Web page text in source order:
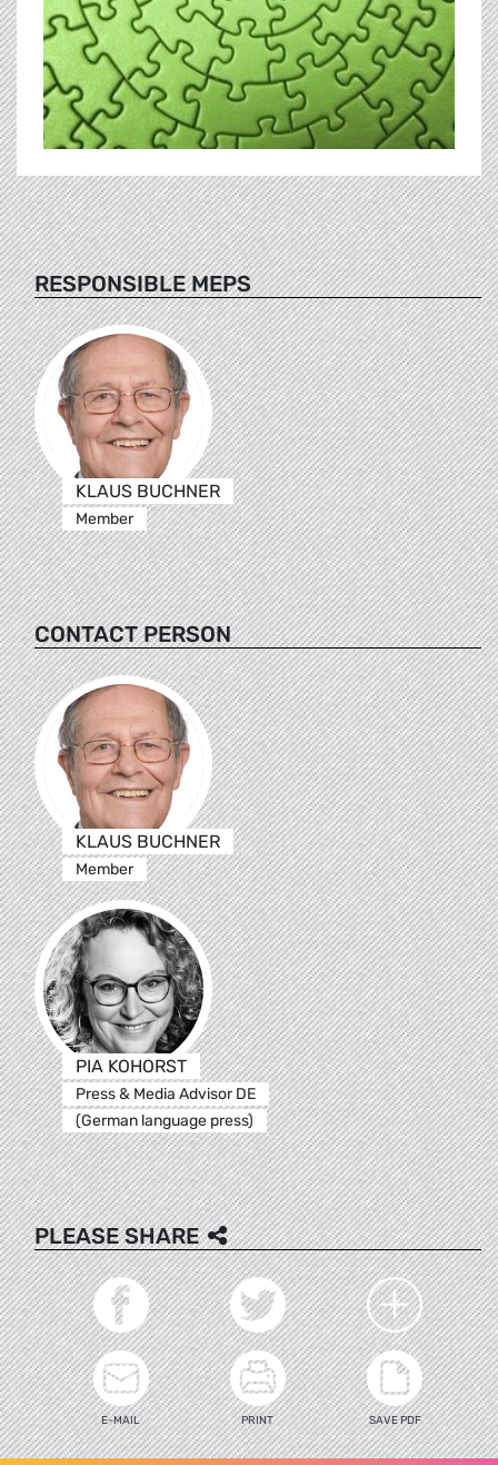
RESPONSIBLE MEPS
KLAUS BUCHNER
Member
CONTACT PERSON
KLAUS BUCHNER
Member
PIA KOHORST
Press & Media Advisor DE
(German language press)
PLEASE SHARE
E-MAIL PRINT SAVE PDF